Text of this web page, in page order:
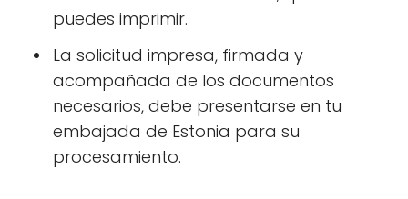
puedes imprimir.
La solicitud impresa, firmada y
acompañada de los documentos
necesarios, debe presentarse en tu
embajada de Estonia para su
procesamiento.